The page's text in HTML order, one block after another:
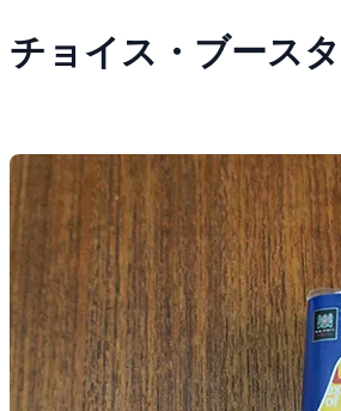
チョイス・ブース